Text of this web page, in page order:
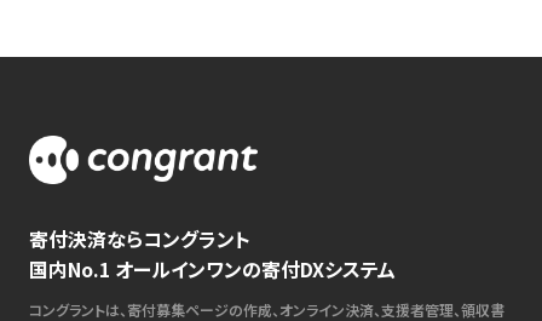
寄付決済ならコングラント
国内No.1 オールインワンの寄付DXシステム
コングラントは、寄付募集ページの作成、オンライン決済、支援者管理、領収書